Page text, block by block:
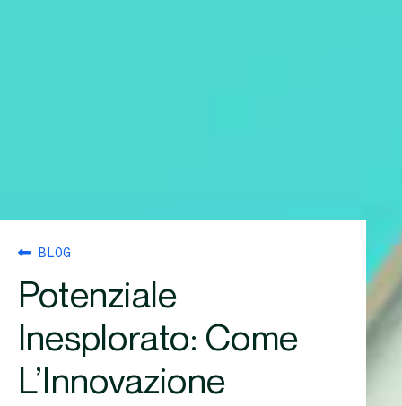
BLOG
Potenziale
Inesplorato: Come
L’Innovazione